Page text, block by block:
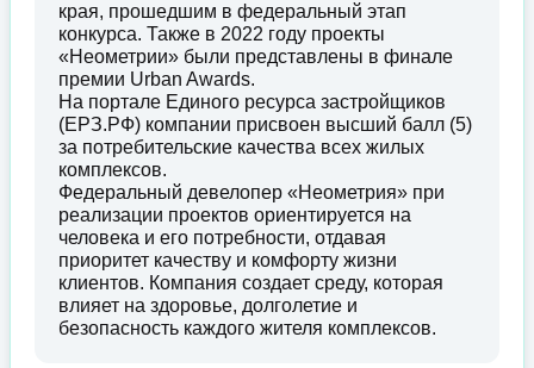
края, прошедшим в федеральный этап
конкурса. Также в 2022 году проекты
«Неометрии» были представлены в финале
премии Urban Awards.
На портале Единого ресурса застройщиков
(ЕРЗ.РФ) компании присвоен высший балл (5)
за потребительские качества всех жилых
комплексов.
Федеральный девелопер «Неометрия» при
реализации проектов ориентируется на
человека и его потребности, отдавая
приоритет качеству и комфорту жизни
клиентов. Компания создает среду, которая
влияет на здоровье, долголетие и
безопасность каждого жителя комплексов.